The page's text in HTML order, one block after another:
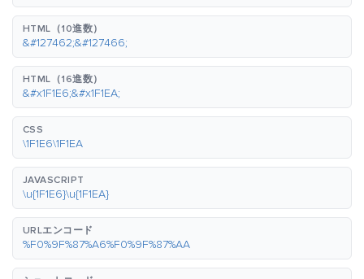
HTML（10進数）
&#127462;&#127466;
HTML（16進数）
&#x1F1E6;&#x1F1EA;
CSS
\1F1E6\1F1EA
JAVASCRIPT
\u{1F1E6}\u{1F1EA}
URLエンコード
%F0%9F%87%A6%F0%9F%87%AA